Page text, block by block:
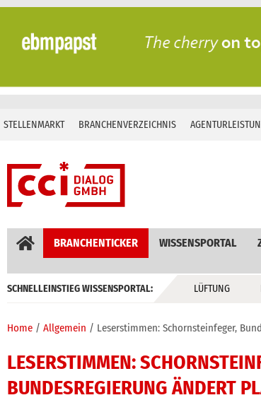
Skip
content
STELLENMARKT BRANCHENVERZEICHNIS
BRANCHENTICKER WISSENSPORTAL
SCHNELLEINSTIEG WISSENSPORTAL: LÜFTUNG
Home Allgemein Leserstimmen: Schornsteinfeger,
LESERSTIMMEN:
BUNDESREGIERUNG ÄNDERT